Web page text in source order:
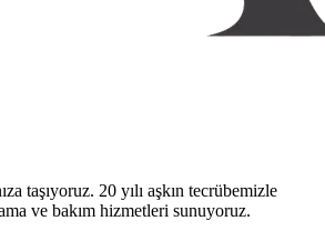
taşıyoruz. 20 yılı aşkın tecrübemizle
ve bakım hizmetleri sunuyoruz.